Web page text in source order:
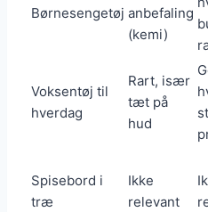
Børnesengetøj anbefaling
(kemi)
Voksentøj til
hverdag
Rart, især
tæt på
hud
Spisebord i
træ
Ikke
relevant